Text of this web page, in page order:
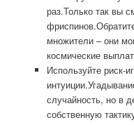
раз.Только так вы
множители – они
космические
Используйте риск-
случайность, но в
собственную